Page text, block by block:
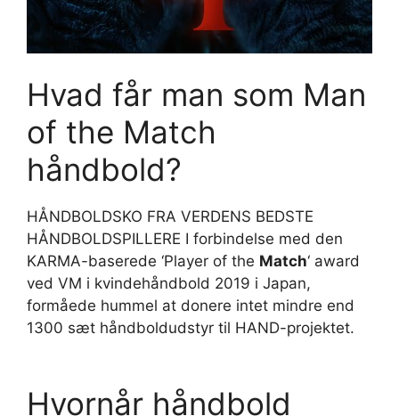
Hvad får man som Man
of the Match
håndbold?
HÅNDBOLDSKO FRA VERDENS BEDSTE
HÅNDBOLDSPILLERE I forbindelse med den
KARMA-baserede ‘Player of the Match‘ award
ved VM i kvindehåndbold 2019 i Japan,
formåede hummel at donere intet mindre end
1300 sæt håndboldudstyr til HAND-projektet.
Hvornår håndbold